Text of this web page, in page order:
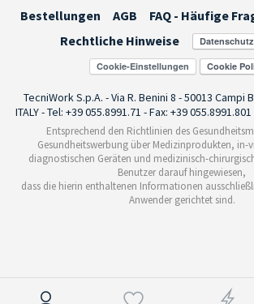
Bestellungen
AGB FAQ - Häufige
Rechtliche Hinweise
Cookie-Einstellungen
TecniWork S.p.A. - Via R. Benini 8 - 50013 Campi
ITALY - Tel: +39 055.8991.71 - Fax: +39
Entsprechend den Richtlinien des
Gesundheitswerbung über Medizinprodukten,
diagnostischen Geräten und medizinisch-
Benutzer darauf hingewiesen,
dass die hierin enthaltenen Informationen
Anwender gerichtet sind.